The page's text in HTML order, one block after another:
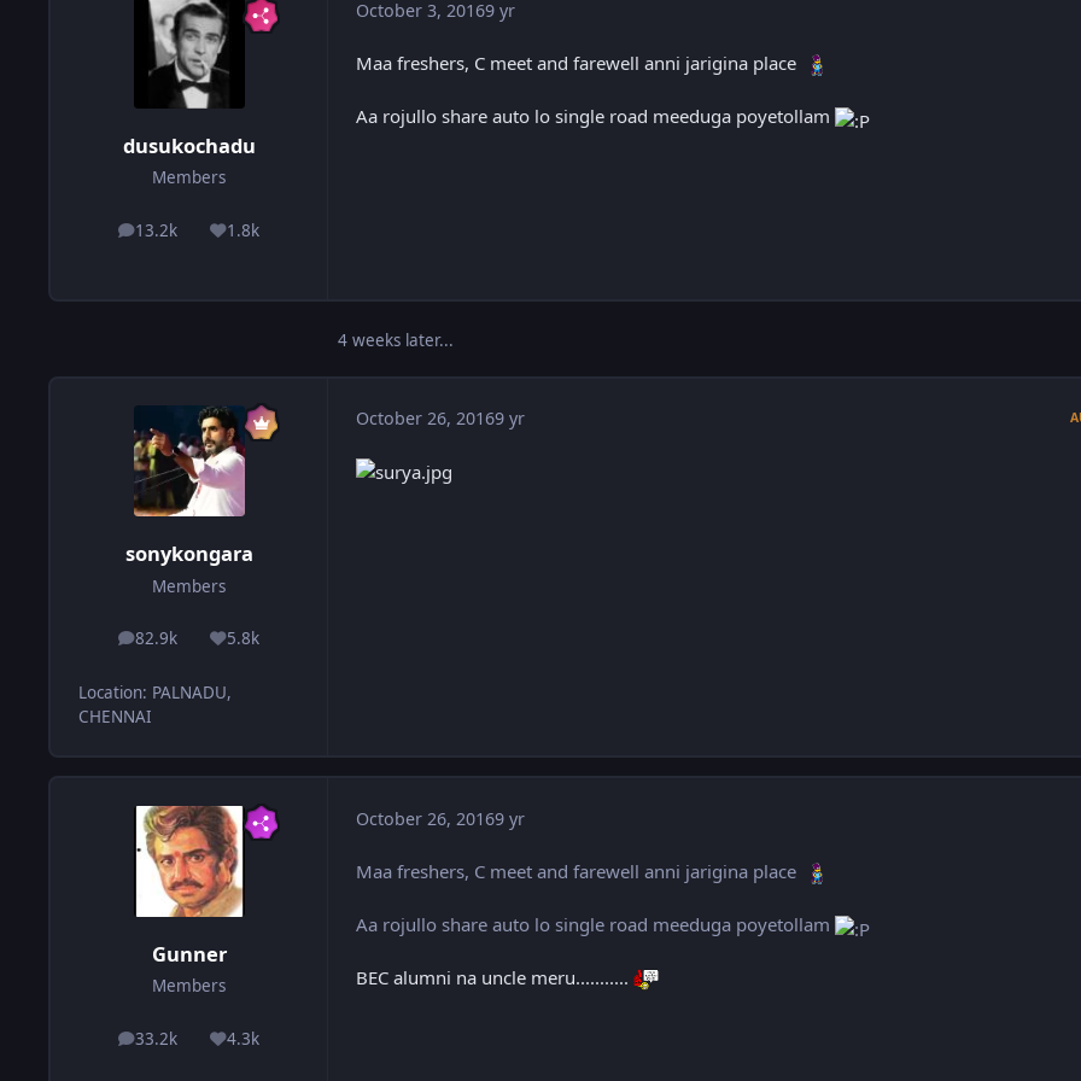
dusukochadu
Members
13.2k
posts 1.8k
Reputation
October 3, 20169 yr
Maa freshers, C meet and farewell anni jarigina place
Aa rojullo share auto lo single road meeduga poyetollam
4 weeks later...
sonykongara
Members
82.9k
posts 5.8k
Reputation
Location: PALNADU,
CHENNAI
October 26, 20169 yr
Gunner
Members
33.2k
posts 4.3k
Reputation
October 26, 20169 yr
Maa freshers, C meet and farewell anni jarigina place
Aa rojullo share auto lo single road meeduga poyetollam
BEC alumni na uncle meru...........